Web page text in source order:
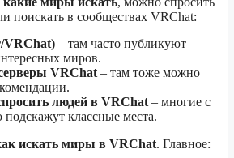
поискать в сообществах VRChat:
VRChat) – там часто публикуют
миров.
VRChat – там тоже можно
людей в VRChat – многие с
подскажут классные места.
искать миры в VRChat. Главное: